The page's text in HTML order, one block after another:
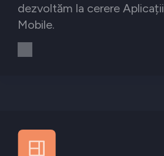
dezvoltăm la cerere Aplicații
Mobile.